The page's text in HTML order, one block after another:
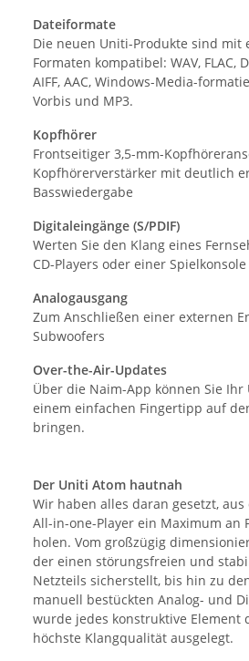
Dateiformate
Die neuen Uniti-Produkte sind mit
Formaten kompatibel: WAV, FLAC,
AIFF, AAC, Windows-Media-
Vorbis und MP3.
Kopfhörer
Frontseitiger 3,5-mm-
Kopfhörerverstärker mit deutlich
Basswiedergabe
Digitaleingänge (S/PDIF)
Werten Sie den Klang eines
CD-Players oder einer
Analogausgang
Zum Anschließen einer externen
Subwoofers
Over-the-Air-Updates
Über die Naim-App können Sie
einem einfachen Fingertipp auf
bringen.
Der Uniti Atom hautnah
Wir haben alles daran gesetzt,
All-in-one-Player ein Maximum an
holen. Vom großzügig
der einen störungsfreien und
Netzteils sicherstellt, bis hin zu
manuell bestückten Analog- und
wurde jedes konstruktive Element
höchste Klangqualität ausgelegt.